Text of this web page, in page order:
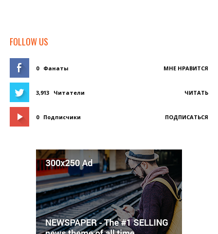
FOLLOW US
0 Фанаты МНЕ НРАВИТСЯ
3,913 Читатели ЧИТАТЬ
0 Подписчики ПОДПИСАТЬСЯ